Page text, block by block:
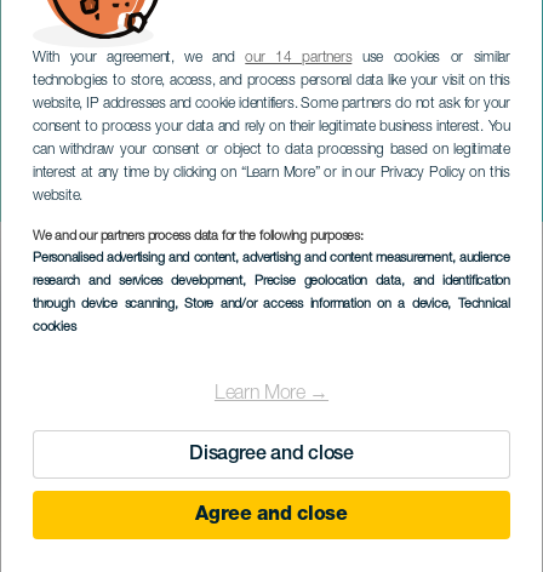
With your agreement, we andour 14 partnersuse cookies or similar
technologies to store, access, and process personal data like your visit on this
website, IP addresses and cookie identifiers. Some partners do not ask for your
consent to process your data and rely on their legitimate business interest. You
can withdraw your consent or object to data processing based on legitimate
interest at any time by clicking on “Learn More” or in our Privacy Policy on this
website.
We and our partners process data for the following purposes:
Personalised advertising and content, advertising and content measurement, audience
research and services development, Precise geolocation data, and identification
through device scanning, Store and/or access information on a device, Technical
cookies
Learn More →
Disagree and close
Agree and close
Drag Queen Gala z Las
Palmas de Gran Canaria
GRAN CANARIA
Imagen
Listado